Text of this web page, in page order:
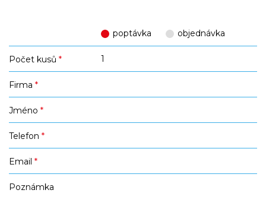
poptávka objednávka
Počet kusů *
Firma *
Jméno *
Telefon *
Email *
Poznámka